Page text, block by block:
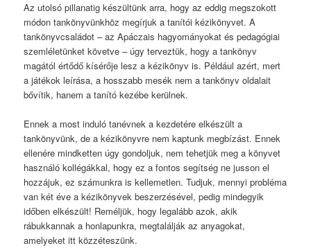
Az utolsó pillanatig készültünk arra, hogy az eddig megszokott
módon tankönyvünkhöz megírjuk a tanítói kézikönyvet. A
tankönyvcsaládot – az Apáczais hagyományokat és pedagógiai
szemléletünket követve – úgy terveztük, hogy a tankönyv
magától értődő kísérője lesz a kézikönyv is. Például azért, mert
a játékok leírása, a hosszabb mesék nem a tankönyv oldalait
bővítik, hanem a tanító kezébe kerülnek.
Ennek a most induló tanévnek a kezdetére elkészült a
tankönyvünk, de a kézikönyvre nem kaptunk megbízást. Ennek
ellenére mindketten úgy gondoljuk, nem tehetjük meg a könyvet
használó kollégákkal, hogy ez a fontos segítség ne jusson el
hozzájuk, ez számunkra is kellemetlen. Tudjuk, mennyi probléma
van két éve a kézikönyvek beszerzésével, pedig mindegyik
időben elkészült! Reméljük, hogy legalább azok, akik
rábukkannak a honlapunkra, megtalálják az anyagokat,
amelyeket itt közzéteszünk.